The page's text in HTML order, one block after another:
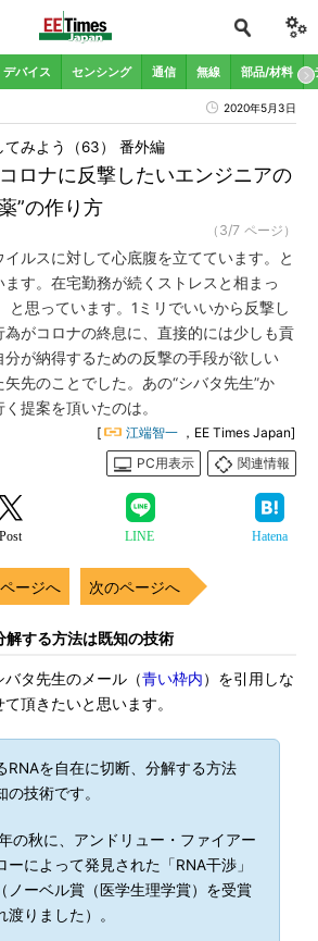
デバイス センシング 通信 無線 部品/材料
2020年5月3日
ロナに反撃したいエンジニアの
”の作り方
てみよう（63） 番外編
（3/7 ページ）
ルスに対して心底腹を立てています。と
す。在宅勤務が続くストレスと相まっ
と思っています。1ミリでいいから反撃し
がコロナの終息に、直接的には少しも貢
が納得するための反撃の手段が欲しい
先のことでした。あの“シバタ先生”か
提案を頂いたのは。
[ 江端智一 ，EE Times Japan]
PC用表示
関連情報
Post LINE Hatena
ージへ 次のページへ
解する方法は既知の技術
タ先生のメール（青い枠内）を引用しな
頂きたいと思います。
を自在に切断、分解する方法
技術です。
の秋に、アンドリュー・ファイアー
ーによって発見された「RNA干渉」
ノーベル賞（医学生理学賞）を受賞
渡りました）。